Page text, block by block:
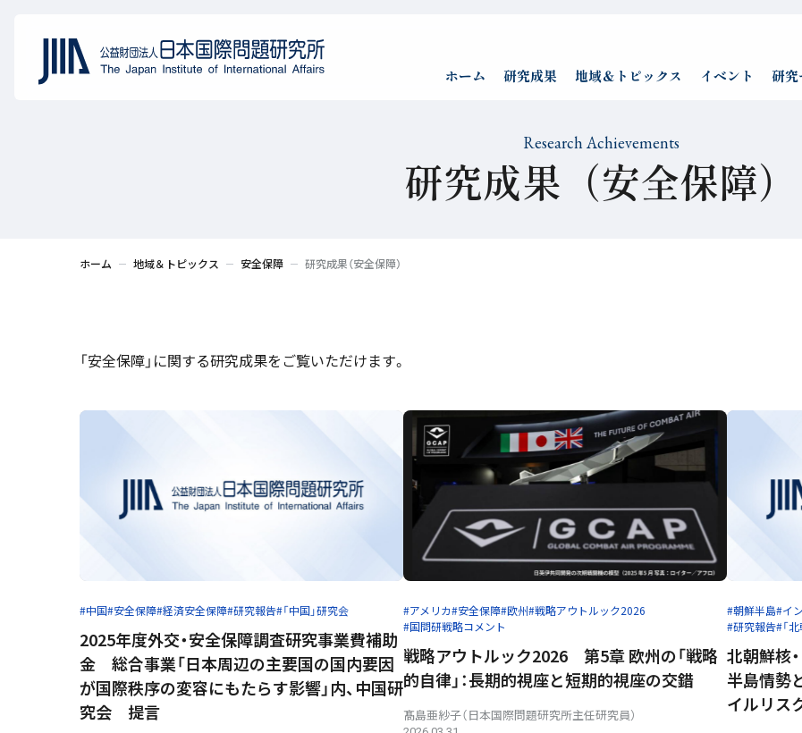
ホーム 研究成果 地域＆トピックス イベント 研究
Research Achievements
研究成果（安全保障）
ホーム 地域＆トピックス 安全保障 研究成果（安全保障）
「安全保障」に関する研究成果をご覧いただけます。
#中国#安全保障#経済安全保障#研究報告#「中国」研究会
2025年度外交・安全保障調査研究事業費補助
金 総合事業「日本周辺の主要国の国内要因
が国際秩序の変容にもたらす影響」内、中国研
究会 提言
#アメリカ#安全保障#欧州#戦略アウトルック2026
#国問研戦略コメント
戦略アウトルック2026 第5章 欧州の「戦略
的自律」：長期的視座と短期的視座の交錯
髙島亜紗子（日本国際問題研究所主任研究員）
#朝鮮半島#イ
#研究報告#「
北朝鮮核
半島情勢
イルリス